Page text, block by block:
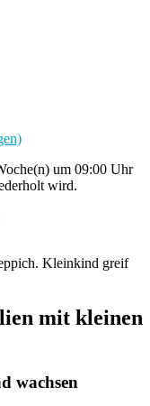
um 09:00 Uhr
wird.
mit kleinen
wachsen